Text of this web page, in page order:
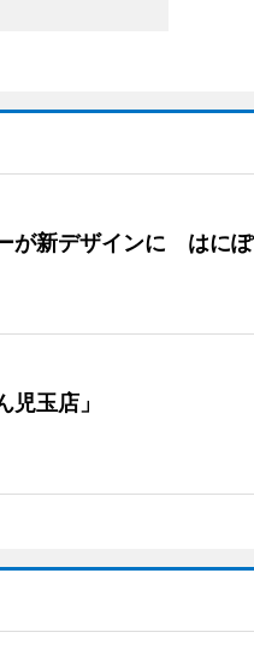
が新デザインに はにぽ
玉店」